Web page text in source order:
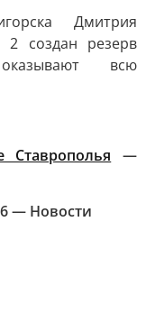
Дмитрия
создан резерв
всю
—
— Новости